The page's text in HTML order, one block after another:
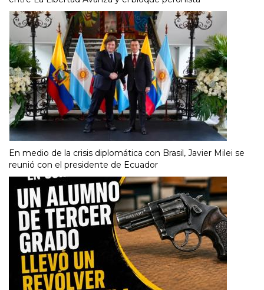
En medio de la crisis diplomática con Brasil, Javier Milei se
reunió con el presidente de Ecuador